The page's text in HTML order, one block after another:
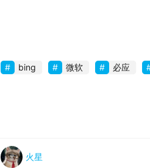
bing 微软 必应
火星